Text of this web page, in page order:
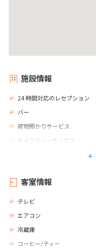
施設情報
24 時間対応のレセプション
バー
荷物預かりサービス
セイフティーボックス
客室情報
テレビ
エアコン
冷蔵庫
コーヒー/ティー